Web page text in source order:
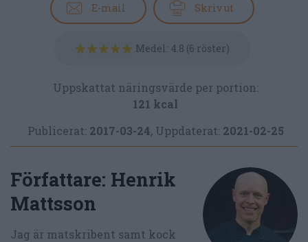
E-mail Skriv ut
Medel: 4.8 (6 röster)
Uppskattat näringsvärde per portion:
121 kcal
Publicerat: 2017-03-24, Uppdaterat: 2021-02-25
Författare: Henrik
Mattsson
Jag är matskribent samt kock